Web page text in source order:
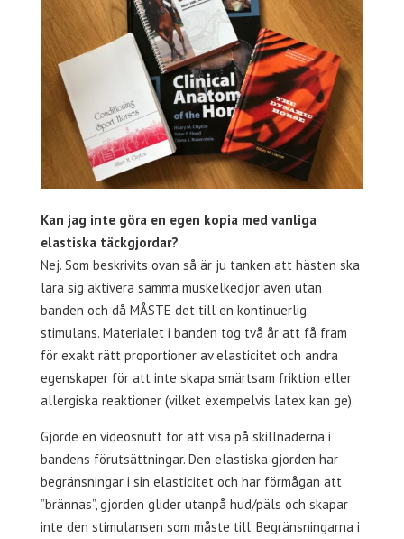
Kan jag inte göra en egen kopia med vanliga
elastiska täckgjordar?
Nej. Som beskrivits ovan så är ju tanken att hästen ska
lära sig aktivera samma muskelkedjor även utan
banden och då MÅSTE det till en kontinuerlig
stimulans. Materialet i banden tog två år att få fram
för exakt rätt proportioner av elasticitet och andra
egenskaper för att inte skapa smärtsam friktion eller
allergiska reaktioner (vilket exempelvis latex kan ge).
Gjorde en videosnutt för att visa på skillnaderna i
bandens förutsättningar. Den elastiska gjorden har
begränsningar i sin elasticitet och har förmågan att
”brännas”, gjorden glider utanpå hud/päls och skapar
inte den stimulansen som måste till. Begränsningarna i